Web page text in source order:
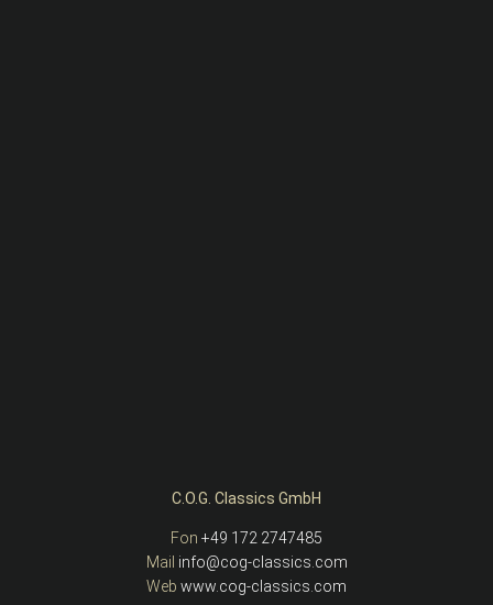
C.O.G. Classics GmbH
Fon +49 172 2747485
Mail info@cog-classics.com
Web www.cog-classics.com